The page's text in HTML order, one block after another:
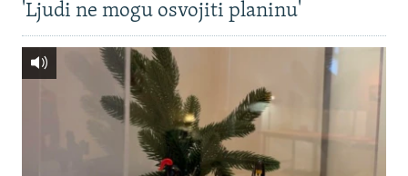
'Ljudi ne mogu osvojiti planinu'